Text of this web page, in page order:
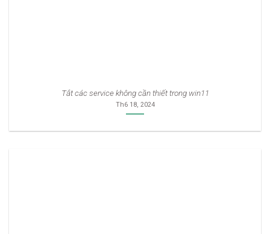
Tắt các service không cần thiết trong win11
Th6 18, 2024